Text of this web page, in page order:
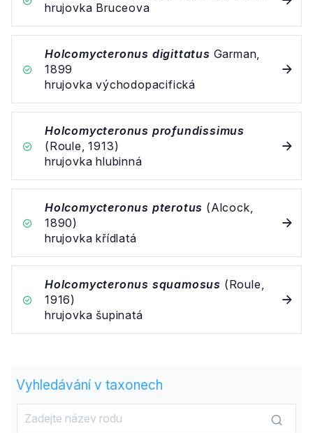
hrujovka Bruceova
Holcomycteronus digittatus Garman,
1899
hrujovka východopacifická
Holcomycteronus profundissimus
(Roule, 1913)
hrujovka hlubinná
Holcomycteronus pterotus (Alcock,
1890)
hrujovka křídlatá
Holcomycteronus squamosus (Roule,
1916)
hrujovka šupinatá
Vyhledávání v taxonech